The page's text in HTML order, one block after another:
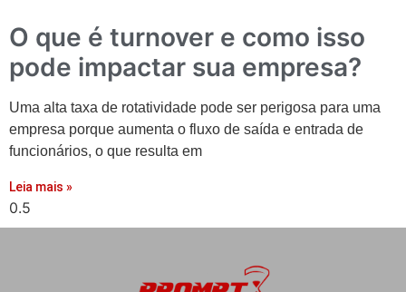
O que é turnover e como isso
pode impactar sua empresa?
Uma alta taxa de rotatividade pode ser perigosa para uma
empresa porque aumenta o fluxo de saída e entrada de
funcionários, o que resulta em
Leia mais »